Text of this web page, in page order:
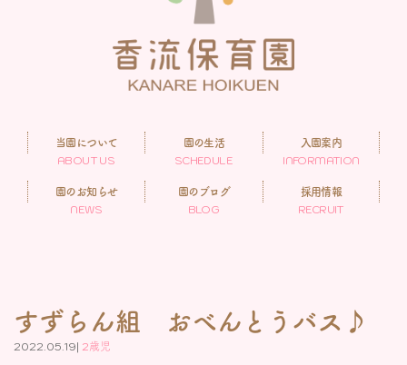
当園について
ABOUT US
園の生活
SCHEDULE
入園案内
INFORMATION
園のお知らせ
NEWS
園のブログ
BLOG
採用情報
RECRUIT
すずらん組 おべんとうバス♪
2022.05.19| 2歳児